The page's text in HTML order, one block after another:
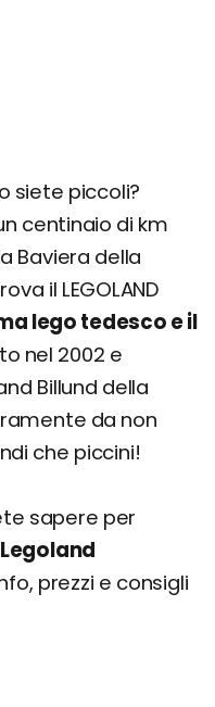
siete piccoli?
centinaio di km
Baviera della
il LEGOLAND
lego tedesco e il
nel 2002 e
Billund della
da non
che piccini!
sapere per
prezzi e consigli